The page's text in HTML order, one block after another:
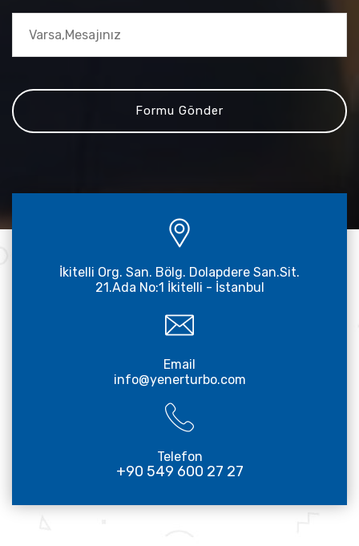
İkitelli Org. San. Bölg. Dolapdere San.Sit.
21.Ada No:1 İkitelli - İstanbul
Email
info@yenerturbo.com
Telefon
+90 549 600 27 27